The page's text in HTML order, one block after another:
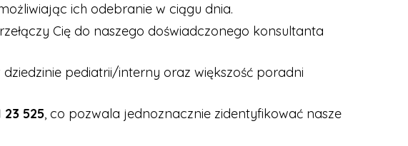
ich odebranie w ciągu dnia.
Cię do naszego doświadczonego konsultanta
pediatrii/interny oraz większość poradni
23 525, co pozwala jednoznacznie zidentyfikować nasze